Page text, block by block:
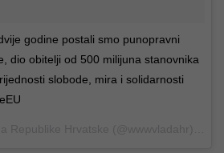
godine postali smo punopravni
dio obitelji od 500 milijuna stanovnika
slobode, mira i solidarnosti